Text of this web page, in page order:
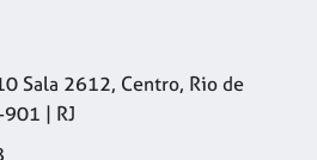
Sala 2612, Centro, Rio de
| RJ